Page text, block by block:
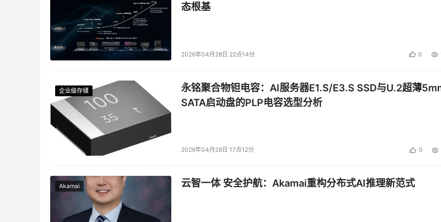
态根基
2026年04月28日 22点14分 0
企业级存储
企业级存储
企业级存储
企业级存储
永铭聚合物钽电容：AI服务器E1.S/E3.S SSD与U.2超薄
SATA启动盘的PLP电容选型分析
2026年04月28日 17点12分 0
Akamai 云智一体 安全护航：Akamai重构分布式AI推理新范式